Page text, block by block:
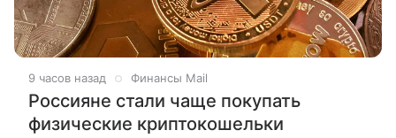
9 часов назад Финансы Mail
Россияне стали чаще покупать
физические криптокошельки